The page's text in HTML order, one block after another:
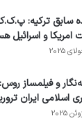
سابق ترکیه:
امریکا و اسرائیل
و فیلمساز
اسلامی ایران